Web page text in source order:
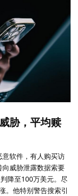
胁，平均赎
软件，有人购买访
威胁泄露数据索要
降至100万美元。尽
。他特别警告搜索引